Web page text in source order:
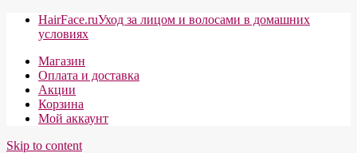
HairFace.ruУход за лицом и волосами в домашних
условиях
Магазин
Оплата и доставка
Акции
Корзина
Мой аккаунт
Skip to content